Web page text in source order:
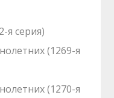
я серия)
(1269-я
(1270-я